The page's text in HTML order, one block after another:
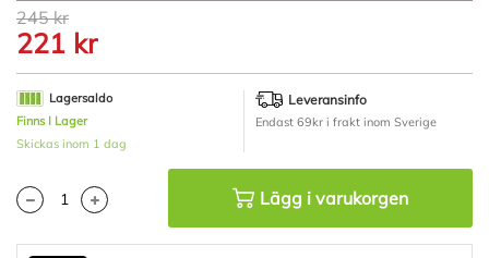
Hoppa
till
början
av
bildgalleriet
245 kr
221 kr
Lagersaldo
Finns I Lager
Skickas inom 1 dag
Leveransinfo
Endast 69kr i frakt inom Sverige
Lägg i varukorgen